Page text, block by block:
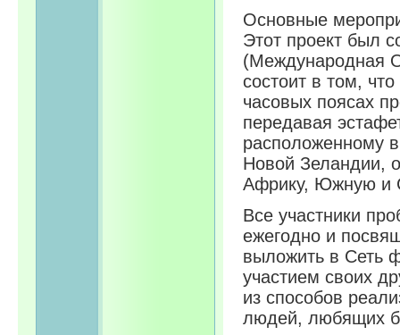
Основные
Этот проект был
(Международная
состоит в том,
часовых поясах
передавая
расположенному
Новой Зеландии,
Африку, Южную и
Все участники
ежегодно и
выложить в Сеть
участием своих
из способов
людей, любящих